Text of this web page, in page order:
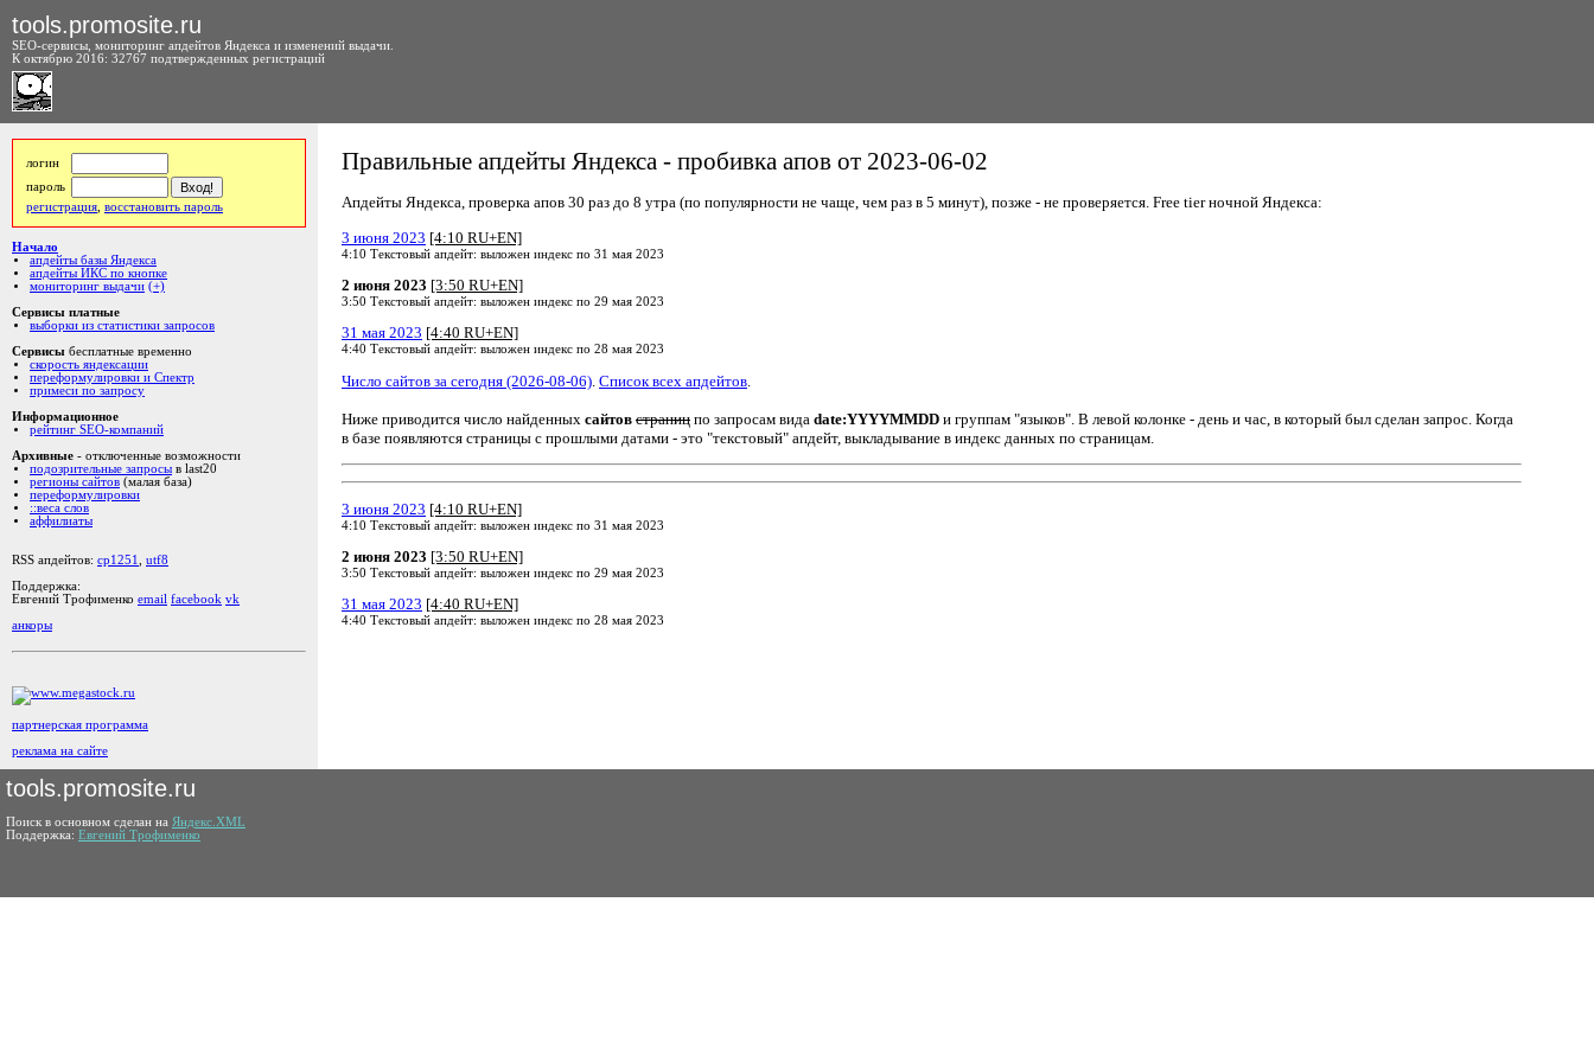
tools.promosite.ru
SEO-сервисы, мониторинг апдейтов Яндекса и изменений выдачи.
К октябрю 2016: 32767 подтвержденных регистраций
логин
пароль
регистрация восстановить пароль
Начало
апдейты базы Яндекса
апдейты ИКС по кнопке
мониторинг выдачи (+)
Сервисы платные
выборки из статистики запросов
Сервисы бесплатные временно
скорость яндексации
переформулировки и Спектр
примеси по запросу
Информационное
рейтинг SEO-компаний
Архивные - отключенные возможности
подозрительные запросы в last20
регионы сайтов (малая база)
переформулировки
::веса слов
аффилиаты
RSS апдейтов: cp1251
utf8
Поддержка:
Евгений Трофименко email facebook vk
анкоры
партнерская программа
реклама на сайте
Правильные апдейты Яндекса - пробивка апов от 2023-06-02
Апдейты Яндекса, проверка апов 30 раз до 8 утра (по популярности не чаще, чем раз в 5 минут), позже - не проверяется. Free tier ночной Яндекса:
3 июня 2023 [4:10 RU+EN]
4:10 Текстовый апдейт: выложен индекс по 31 мая 2023
2 июня 2023 [3:50 RU+EN]
3:50 Текстовый апдейт: выложен индекс по 29 мая 2023
31 мая 2023 [4:40 RU+EN]
4:40 Текстовый апдейт: выложен индекс по 28 мая 2023
Число сайтов за сегодня (2026-08-06) Список всех апдейтов
Ниже приводится число найденных сайтов страниц по запросам вида date:YYYYMMDD и группам "языков". В левой колонке - день и час, в который был сделан запрос. Когда
в базе появляются страницы с прошлыми датами - это "текстовый" апдейт, выкладывание в индекс данных по страницам.
3 июня 2023 [4:10 RU+EN]
4:10 Текстовый апдейт: выложен индекс по 31 мая 2023
2 июня 2023 [3:50 RU+EN]
3:50 Текстовый апдейт: выложен индекс по 29 мая 2023
31 мая 2023 [4:40 RU+EN]
4:40 Текстовый апдейт: выложен индекс по 28 мая 2023
tools.promosite.ru
Поиск в основном сделан на Яндекс.XML
Поддержка: Евгений Трофименко